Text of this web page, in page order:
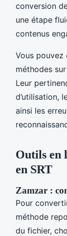
conversion
une étape
contenus
Vous pouvez
méthodes
Leur
d’utilisation,
ainsi les
Outils en
en SRT
Zamzar :
Pour
méthode
du fichier,